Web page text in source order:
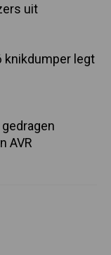
uit
knikdumper legt
AVR